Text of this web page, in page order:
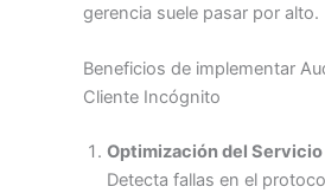
gerencia suele pasar por alto.
Beneficios de implementar
Cliente Incógnito
Optimización del
Detecta fallas en el